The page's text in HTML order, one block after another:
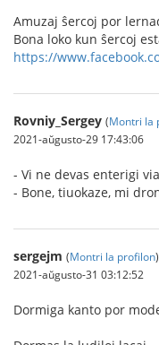
Amuzaj ŝercoj por
Bona loko kun ŝercoj
https://
Rovniy_Sergey (Montri la
2021-aŭgusto-29 17:43:06
- Vi ne devas enterigi
- Bone, tiuokaze, mi
sergejm (Montri la profilon)
2021-aŭgusto-31 03:12:52
Dormiga kanto por